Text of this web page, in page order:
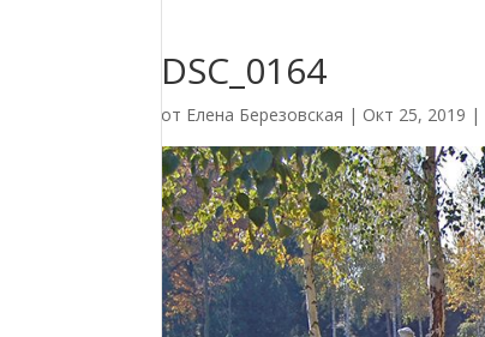
DSC_0164
от Елена Березовская | Окт 25, 2019 |